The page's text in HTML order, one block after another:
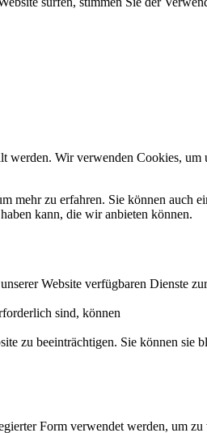
Wir verwenden Cookies,
mehr zu erfahren. Sie können
kann, die wir anbieten können.
Website verfügbaren Dienste
sind, können
zu beeinträchtigen. Sie können
Form verwendet werden, um